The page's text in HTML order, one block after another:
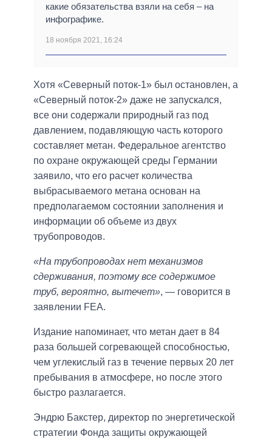
какие обязательства взяли на себя – на
инфографике.
18 ноября 2021, 16:24
Хотя «Северный поток-1» был остановлен, а
«Северный поток-2» даже не запускался,
все они содержали природный газ под
давлением, подавляющую часть которого
составляет метан. Федеральное агентство
по охране окружающей среды Германии
заявило, что его расчет количества
выбрасываемого метана основан на
предполагаемом состоянии заполнения и
информации об объеме из двух
трубопроводов.
«На трубопроводах нет механизмов
сдерживания, поэтому все содержимое
труб, вероятно, вытечет», — говорится в
заявлении FEA.
Издание напоминает, что метан дает в 84
раза большей согревающей способностью,
чем углекислый газ в течение первых 20 лет
пребывания в атмосфере, но после этого
быстро разлагается.
Эндрю Бакстер, директор по энергетической
стратегии Фонда защиты окружающей